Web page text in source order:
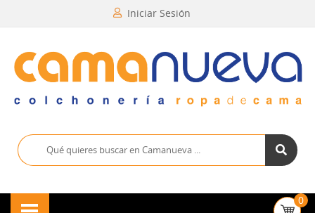
Iniciar Sesión
0